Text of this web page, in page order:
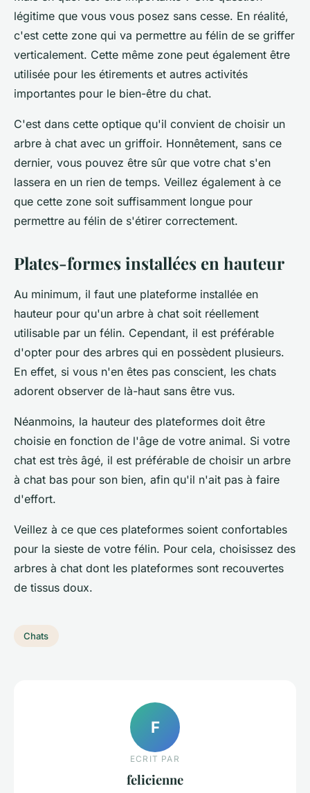
légitime que vous vous posez sans cesse. En réalité,
c'est cette zone qui va permettre au félin de se griffer
verticalement. Cette même zone peut également être
utilisée pour les étirements et autres activités
importantes pour le bien-être du chat.
C'est dans cette optique qu'il convient de choisir un
arbre à chat avec un griffoir. Honnêtement, sans ce
dernier, vous pouvez être sûr que votre chat s'en
lassera en un rien de temps. Veillez également à ce
que cette zone soit suffisamment longue pour
permettre au félin de s'étirer correctement.
Plates-formes installées en hauteur
Au minimum, il faut une plateforme installée en
hauteur pour qu'un arbre à chat soit réellement
utilisable par un félin. Cependant, il est préférable
d'opter pour des arbres qui en possèdent plusieurs.
En effet, si vous n'en êtes pas conscient, les chats
adorent observer de là-haut sans être vus.
Néanmoins, la hauteur des plateformes doit être
choisie en fonction de l'âge de votre animal. Si votre
chat est très âgé, il est préférable de choisir un arbre
à chat bas pour son bien, afin qu'il n'ait pas à faire
d'effort.
Veillez à ce que ces plateformes soient confortables
pour la sieste de votre félin. Pour cela, choisissez des
arbres à chat dont les plateformes sont recouvertes
de tissus doux.
Chats
F
ECRIT PAR
felicienne